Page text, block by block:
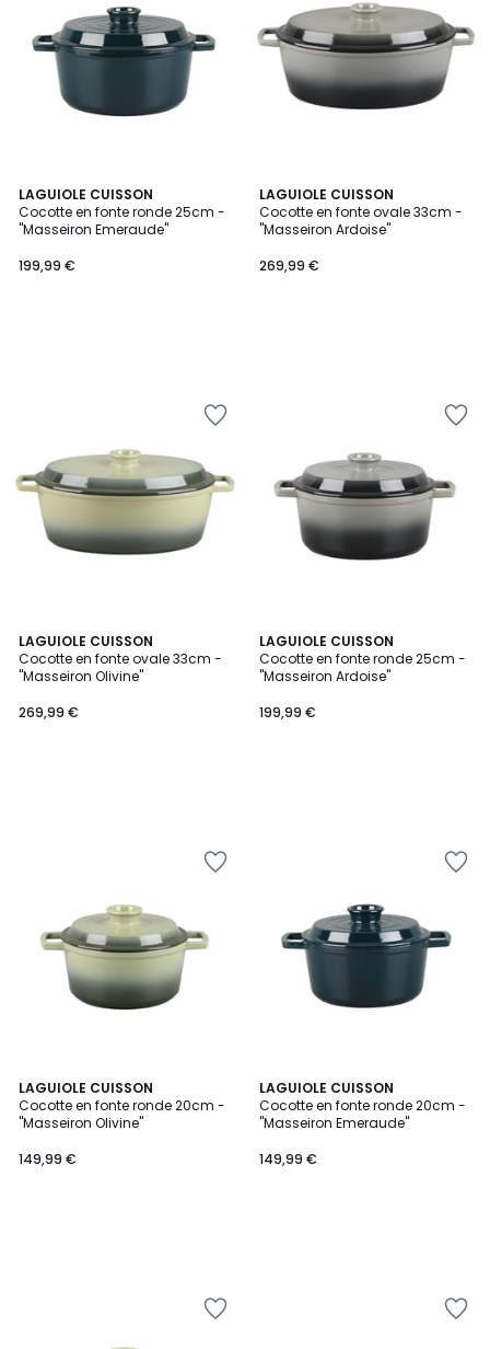
LAGUIOLE CUISSON
Cocotte en fonte ronde 25cm -
"Masseiron Emeraude"
199,99 €
LAGUIOLE CUISSON
Cocotte en fonte ovale 33cm -
"Masseiron Ardoise"
269,99 €
LAGUIOLE CUISSON
Cocotte en fonte ovale 33cm -
"Masseiron Olivine"
269,99 €
LAGUIOLE CUISSON
Cocotte en fonte ronde 25cm -
"Masseiron Ardoise"
199,99 €
LAGUIOLE CUISSON
Cocotte en fonte ronde 20cm -
"Masseiron Olivine"
149,99 €
LAGUIOLE CUISSON
Cocotte en fonte ronde 20cm -
"Masseiron Emeraude"
149,99 €